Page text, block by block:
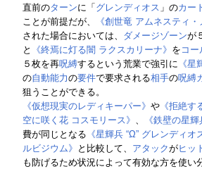
直前のターンに「 グレンディオス 」のカー
ことが前提だが、
《創世竜 アムネスティ・
された場合においては、 ダメージゾーンが
と
《終焉に灯る闇 ラクスカリーナ》 を コー
５枚を再呪縛するという荒業で強引に 《星
の自動能力の要件で要求される相手の呪縛
狙うことができる。
《仮想現実のレディキーパー》 や 《拒絶す
空に咲く花 コスモリース》 、 《鉄壁の星
費が同じとなる 《星輝兵 “Ω” グレンディオ
ルビジウム》 と比較して、 アタックがヒッ
も防げるため状況によって有効な方を使い